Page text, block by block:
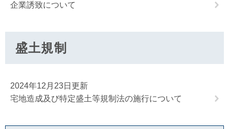
企業誘致について
盛土規制
2024年12月23日更新
宅地造成及び特定盛土等規制法の施行について